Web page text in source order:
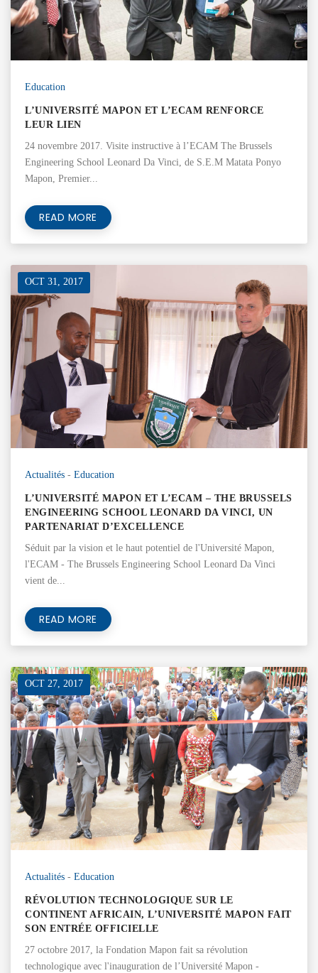
Education
L’UNIVERSITÉ MAPON ET L’ECAM RENFORCE
LEUR LIEN
24 novembre 2017. Visite instructive à l’ECAM The Brussels
Engineering School Leonard Da Vinci, de S.E.M Matata Ponyo
Mapon, Premier...
READ MORE
OCT 31, 2017
Actualités - Education
L’UNIVERSITÉ MAPON ET L’ECAM – THE BRUSSELS
ENGINEERING SCHOOL LEONARD DA VINCI, UN
PARTENARIAT D’EXCELLENCE
Séduit par la vision et le haut potentiel de l'Université Mapon,
l'ECAM - The Brussels Engineering School Leonard Da Vinci
vient de...
READ MORE
OCT 27, 2017
Actualités - Education
RÉVOLUTION TECHNOLOGIQUE SUR LE
CONTINENT AFRICAIN, L’UNIVERSITÉ MAPON FAIT
SON ENTRÉE OFFICIELLE
27 octobre 2017, la Fondation Mapon fait sa révolution
technologique avec l'inauguration de l’Université Mapon -